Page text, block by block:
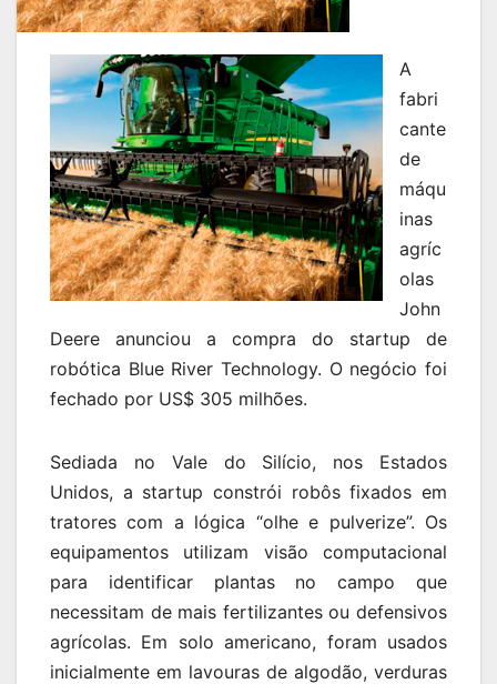
A
fabri
cante
de
máqu
inas
agríc
olas
John
Deere anunciou a compra do startup de
robótica Blue River Technology. O negócio foi
fechado por US$ 305 milhões.
Sediada no Vale do Silício, nos Estados
Unidos, a startup constrói robôs fixados em
tratores com a lógica “olhe e pulverize”. Os
equipamentos utilizam visão computacional
para identificar plantas no campo que
necessitam de mais fertilizantes ou defensivos
agrícolas. Em solo americano, foram usados
inicialmente em lavouras de algodão, verduras